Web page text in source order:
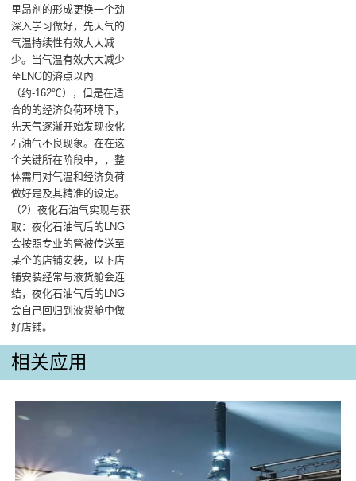
里昂剂的形成更换一个劲
深入学习做好，先天气的
气温持续性有效大大减
少。当气温有效大大减少
至LNG的溶点以內
（约-162℃），但是在适
合的的经济负荷环境下，
先天气逐渐开始发现夜化
石油气不良现象。在在这
个关键所在阶段中，，整
体需用对气温和经济负荷
做好是及其精准的设定。
（2）夜化石油气实现与获
取：夜化石油气后的LNG
会按照专业的管被传送至
某个的店铺安装，以下店
铺安装经常与液货舱会连
结，夜化石油气后的LNG
会自己回归到液货舱中做
好店铺。
相关应用